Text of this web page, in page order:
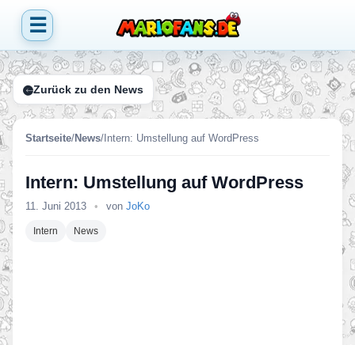
☰
Zurück zu den News
Startseite/News/ Intern: Umstellung auf WordPress
Intern: Umstellung auf WordPress
11. Juni 2013 • von JoKo
Intern News